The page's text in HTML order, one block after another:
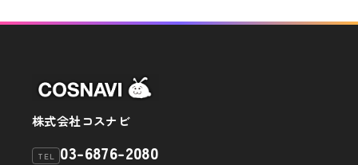
ン
株式会社コスナビ
TEL 03-6876-2080